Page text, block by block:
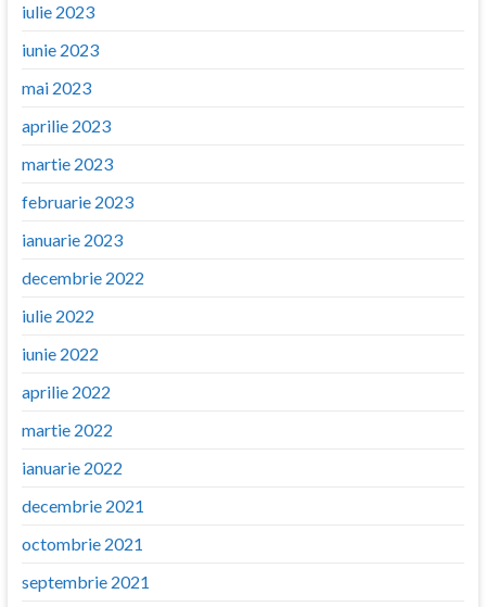
iulie 2023
iunie 2023
mai 2023
aprilie 2023
martie 2023
februarie 2023
ianuarie 2023
decembrie 2022
iulie 2022
iunie 2022
aprilie 2022
martie 2022
ianuarie 2022
decembrie 2021
octombrie 2021
septembrie 2021